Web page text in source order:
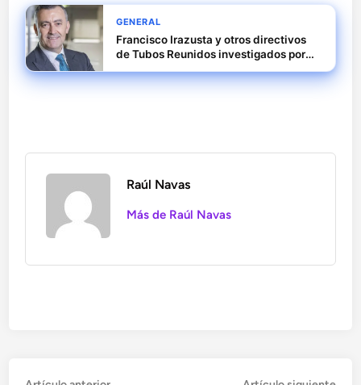
GENERAL
Francisco Irazusta y otros directivos
de Tubos Reunidos investigados por
presuntas comisiones ilegales
Raúl Navas
Más de Raúl Navas